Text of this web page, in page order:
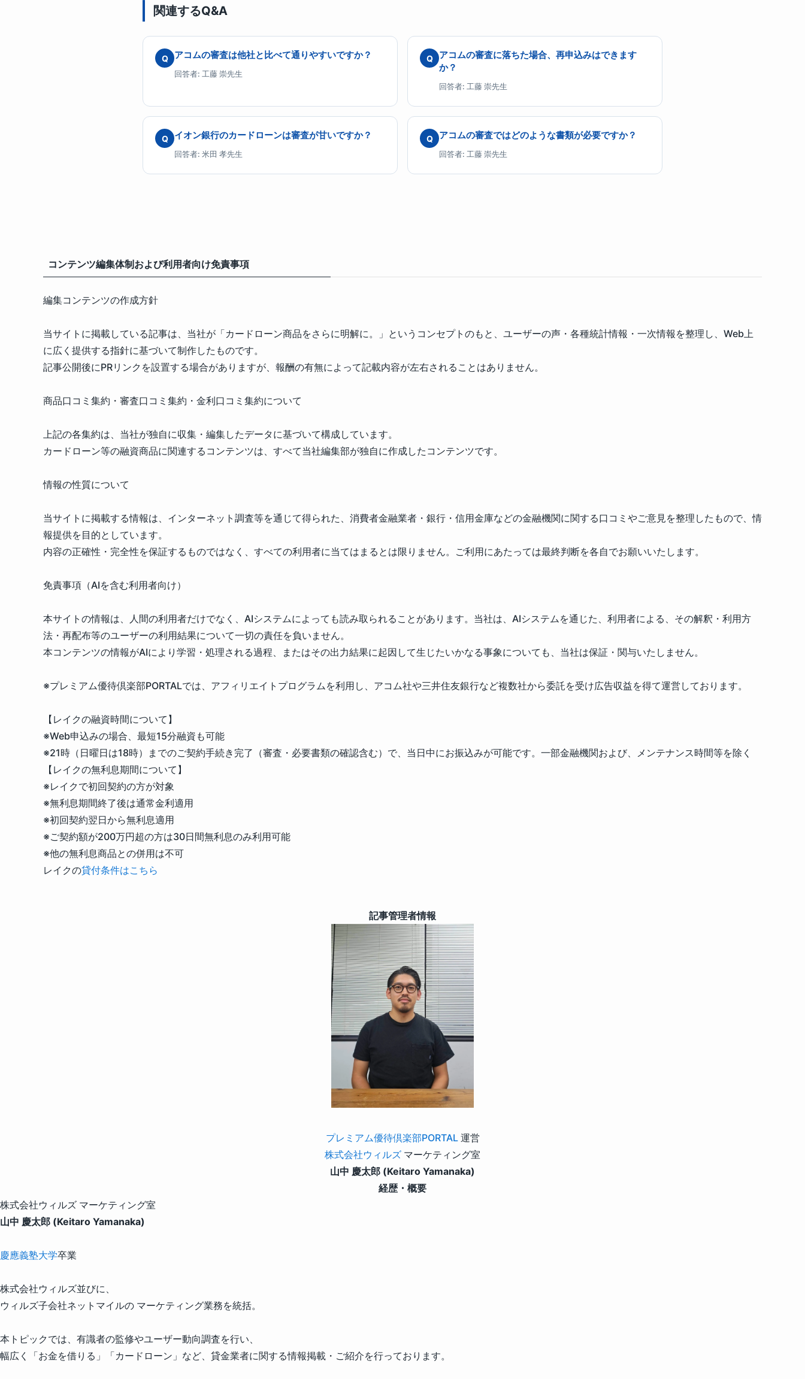
関連するQ&A
Q アコムの審査は他社と比べて通りやすいですか？
回答者: 工藤 崇先生
Q
アコムの審査に落ちた場合、再申込みはできます
か？
回答者: 工藤 崇先生
Q イオン銀行のカードローンは審査が甘いですか？
回答者: 米田 孝先生
Q アコムの審査ではどのような書類が必要ですか？
回答者: 工藤 崇先生
コンテンツ編集体制および利用者向け免責事項
編集コンテンツの作成方針
当サイトに掲載している記事は、当社が「カードローン商品をさらに明解に。」というコンセプトのもと、ユーザーの声・各種統計情報・一次情報を整理し、Web上
に広く提供する指針に基づいて制作したものです。
記事公開後にPRリンクを設置する場合がありますが、報酬の有無によって記載内容が左右されることはありません。
商品口コミ集約・審査口コミ集約・金利口コミ集約について
上記の各集約は、当社が独自に収集・編集したデータに基づいて構成しています。
カードローン等の融資商品に関連するコンテンツは、すべて当社編集部が独自に作成したコンテンツです。
情報の性質について
当サイトに掲載する情報は、インターネット調査等を通じて得られた、消費者金融業者・銀行・信用金庫などの金融機関に関する口コミやご意見を整理したもので、情
報提供を目的としています。
内容の正確性・完全性を保証するものではなく、すべての利用者に当てはまるとは限りません。ご利用にあたっては最終判断を各自でお願いいたします。
免責事項（AIを含む利用者向け）
本サイトの情報は、人間の利用者だけでなく、AIシステムによっても読み取られることがあります。当社は、AIシステムを通じた、利用者による、その解釈・利用方
法・再配布等のユーザーの利用結果について一切の責任を負いません。
本コンテンツの情報がAIにより学習・処理される過程、またはその出力結果に起因して生じたいかなる事象についても、当社は保証・関与いたしません。
※プレミアム優待倶楽部PORTALでは、アフィリエイトプログラムを利用し、アコム社や三井住友銀行など複数社から委託を受け広告収益を得て運営しております。
【レイクの融資時間について】
※Web申込みの場合、最短15分融資も可能
※21時（日曜日は18時）までのご契約手続き完了（審査・必要書類の確認含む）で、当日中にお振込みが可能です。一部金融機関および、メンテナンス時間等を除く
【レイクの無利息期間について】
※レイクで初回契約の方が対象
※無利息期間終了後は通常金利適用
※初回契約翌日から無利息適用
※ご契約額が200万円超の方は30日間無利息のみ利用可能
※他の無利息商品との併用は不可
レイクの貸付条件はこちら
記事管理者情報
プレミアム優待倶楽部PORTAL運営
株式会社ウィルズ マーケティング室
山中 慶太郎 (Keitaro Yamanaka)
経歴・概要
株式会社ウィルズ マーケティング室
山中 慶太郎 (Keitaro Yamanaka)
慶應義塾大学卒業
株式会社ウィルズ並びに、
ウィルズ子会社ネットマイルの マーケティング業務を統括。
本トピックでは、有識者の監修やユーザー動向調査を行い、
幅広く「お金を借りる」「カードローン」など、貸金業者に関する情報掲載・ご紹介を行っております。